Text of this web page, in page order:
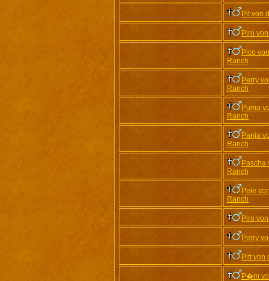
Pit von
Piro
Pico
Ranch
Perry
Ranch
Puma
Ranch
Panja
Ranch
Pascha
Ranch
Pele
Ranch
Piro
Perry
Pitt von
P�m